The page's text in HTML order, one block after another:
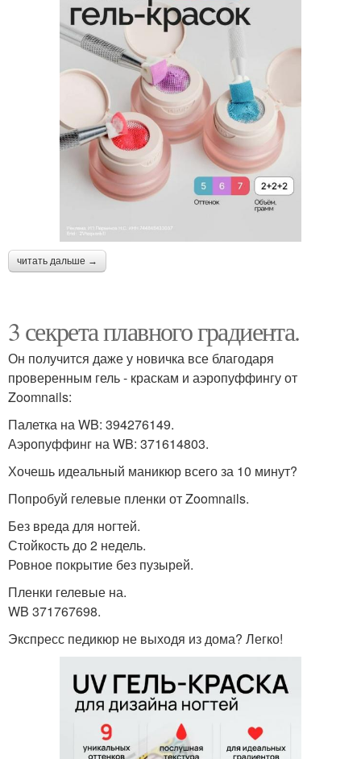
читать дальше →
3 секрета плавного градиента.
Он получится даже у новичка все благодаря
проверенным гель - краскам и аэропуффингу от
Zoomnails:
Палетка на WB: 394276149.
Аэропуффинг на WB: 371614803.
Хочешь идеальный маникюр всего за 10 минут?
Попробуй гелевые пленки от Zoomnails.
Без вреда для ногтей.
Стойкость до 2 недель.
Ровное покрытие без пузырей.
Пленки гелевые на.
WB 371767698.
Экспресс педикюр не выходя из дома? Легко!